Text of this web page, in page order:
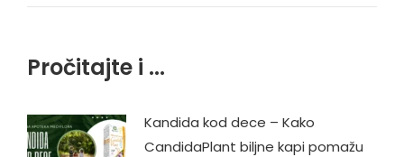
Pročitajte i ...
Kandida kod dece – Kako
CandidaPlant biljne kapi pomažu